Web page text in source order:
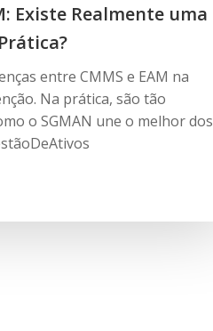
Existe Realmente uma
entre CMMS e EAM na
Na prática, são tão
o SGMAN une o melhor dos